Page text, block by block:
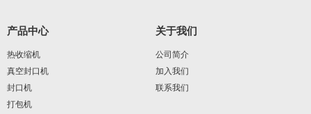
产品中心
热收缩机
真空封口机
封口机
打包机
关于我们
公司简介
加入我们
联系我们